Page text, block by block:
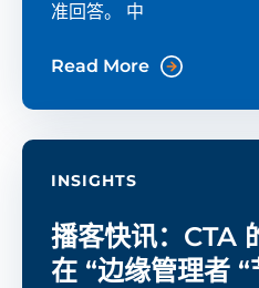
准回答。 中
Read More
INSIGHTS
播客快讯：CTA
在 “边缘管理者